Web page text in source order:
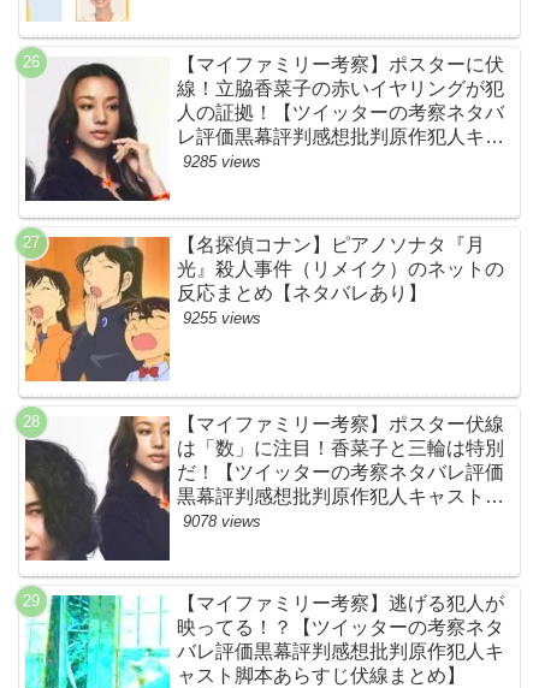
【マイファミリー考察】ポスターに伏
線！立脇香菜子の赤いイヤリングが犯
人の証拠！【ツイッターの考察ネタバ
レ評価黒幕評判感想批判原作犯人キャ
スト脚本あらすじ伏線まとめ・高橋メ
9285 views
【名探偵コナン】ピアノソナタ『月
光』殺人事件（リメイク）のネットの
反応まとめ【ネタバレあり】
9255 views
【マイファミリー考察】ポスター伏線
は「数」に注目！香菜子と三輪は特別
だ！【ツイッターの考察ネタバレ評価
黒幕評判感想批判原作犯人キャスト脚
本あらすじ伏線まとめ】
9078 views
【マイファミリー考察】逃げる犯人が
映ってる！？【ツイッターの考察ネタ
バレ評価黒幕評判感想批判原作犯人キ
ャスト脚本あらすじ伏線まとめ】